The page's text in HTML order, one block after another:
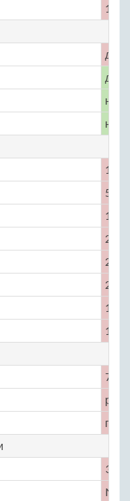
1490
1165
5020
104
2700
255
2075
1700
1720
7
355
No